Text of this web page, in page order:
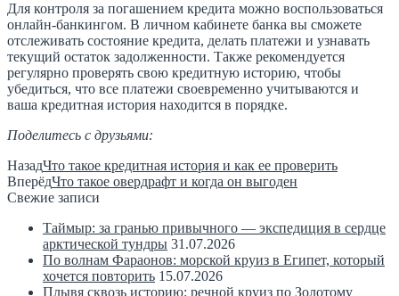
Для контроля за погашением кредита можно воспользоваться
онлайн-банкингом. В личном кабинете банка вы сможете
отслеживать состояние кредита, делать платежи и узнавать
текущий остаток задолженности. Также рекомендуется
регулярно проверять свою кредитную историю, чтобы
убедиться, что все платежи своевременно учитываются и
ваша кредитная история находится в порядке.
Поделитесь с друзьями:
НазадЧто такое кредитная история и как ее проверить
ВперёдЧто такое овердрафт и когда он выгоден
Свежие записи
Таймыр: за гранью привычного — экспедиция в сердце
арктической тундры 31.07.2026
По волнам Фараонов: морской круиз в Египет, который
хочется повторить 15.07.2026
Плывя сквозь историю: речной круиз по Золотому